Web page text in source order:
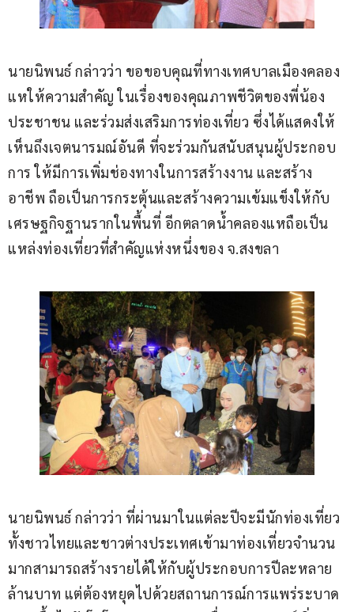
นายนิพนธ์ กล่าวว่า ขอขอบคุณที่ทางเทศบาลเมืองคลอง
แหให้ความสำคัญ ในเรื่องของคุณภาพชีวิตของพี่น้อง
ประชาชน และร่วมส่งเสริมการท่องเที่ยว ซึ่งได้แสดงให้
เห็นถึงเจตนารมณ์อันดี ที่จะร่วมกันสนับสนุนผู้ประกอบ
การ ให้มีการเพิ่มช่องทางในการสร้างงาน และสร้าง
อาชีพ ถือเป็นการกระตุ้นและสร้างความเข้มแข็งให้กับ
เศรษฐกิจฐานรากในพื้นที่ อีกตลาดน้ำคลองแหถือเป็น
แหล่งท่องเที่ยวที่สำคัญแห่งหนึ่งของ จ.สงขลา
นายนิพนธ์ กล่าวว่า ที่ผ่านมาในแต่ละปีจะมีนักท่องเที่ยว
ทั้งชาวไทยและชาวต่างประเทศเข้ามาท่องเที่ยวจำนวน
มากสามารถสร้างรายได้ให้กับผู้ประกอบการปีละหลาย
ล้านบาท แต่ต้องหยุดไปด้วยสถานการณ์การแพร่ระบาด